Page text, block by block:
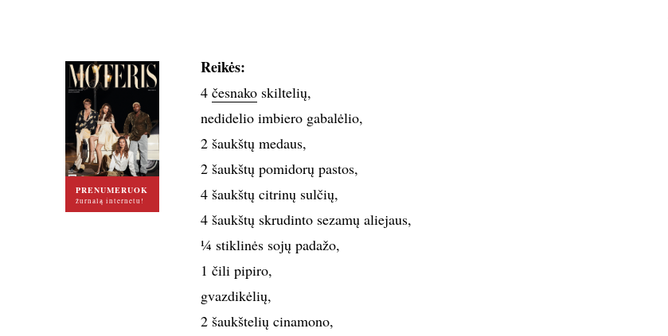
PRENUMERUOK
žurnalą internetu!
Reikės:
4 česnakoskiltelių,
nedidelio imbiero gabalėlio,
2 šaukštų medaus,
2 šaukštų pomidorų pastos,
4 šaukštų citrinų sulčių,
4 šaukštų skrudinto sezamų aliejaus,
¼ stiklinės sojų padažo,
1 čili pipiro,
gvazdikėlių,
2 šaukštelių cinamono,